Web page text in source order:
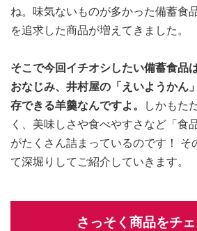
ね。味気ないものが多かった備蓄食
を追求した商品が増えてきました。
そこで今回イチオシしたい備蓄食品
おなじみ、井村屋の「えいようかん
存できる羊羹なんですよ。
しかもた
く、美味しさや食べやすさなど「食
がたくさん詰まっているのです！ そ
て深堀りしてご紹介していきます。
さっそく商品をチェ